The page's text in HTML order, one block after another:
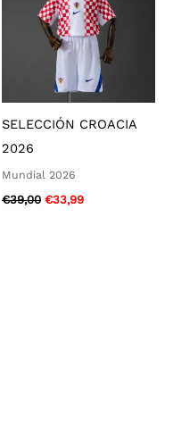
SELECCIÓN CROACIA
2026
Mundial 2026
€39,00 €33,99